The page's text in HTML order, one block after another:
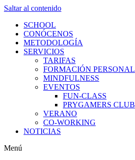
Saltar al contenido
SCHOOL
CONÓCENOS
METODOLOGÍA
SERVICIOS
TARIFAS
FORMACIÓN PERSONAL
MINDFULNESS
EVENTOS
FUN-CLASS
PRYGAMERS CLUB
VERANO
CO-WORKING
NOTICIAS
Menú